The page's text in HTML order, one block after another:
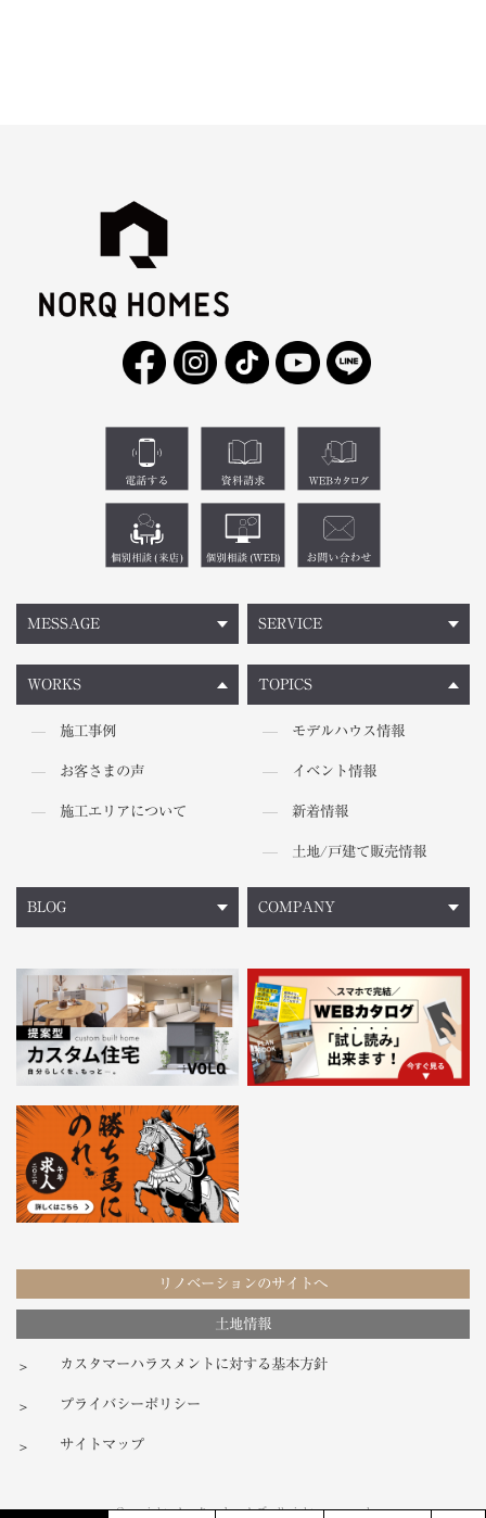
MESSAGE
WORKS
施工事例
お客さまの声
施工エリアについて
TOPICS
モデルハウス情報
イベント情報
新着情報
土地/戸建て販売情報
SERVICE
BLOG COMPANY
リノベーションのサイトへ
土地情報
カスタマーハラスメントに対する基本方針
プライバシーポリシー
サイトマップ
Copyright ノーク・ホームズ all rights reserved